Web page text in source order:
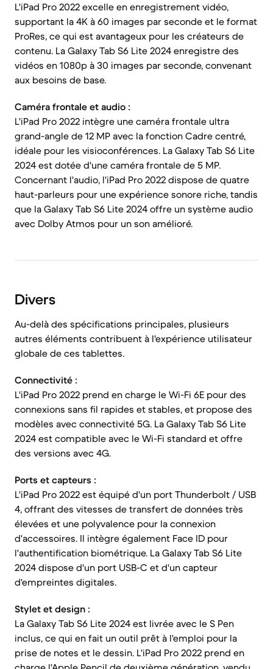
L'iPad Pro 2022 excelle en enregistrement vidéo,
supportant la 4K à 60 images par seconde et le format
ProRes, ce qui est avantageux pour les créateurs de
contenu. La Galaxy Tab S6 Lite 2024 enregistre des
vidéos en 1080p à 30 images par seconde, convenant
aux besoins de base.
Caméra frontale et audio :
L'iPad Pro 2022 intègre une caméra frontale ultra
grand-angle de 12 MP avec la fonction Cadre centré,
idéale pour les visioconférences. La Galaxy Tab S6 Lite
2024 est dotée d'une caméra frontale de 5 MP.
Concernant l'audio, l'iPad Pro 2022 dispose de quatre
haut-parleurs pour une expérience sonore riche, tandis
que la Galaxy Tab S6 Lite 2024 offre un système audio
avec Dolby Atmos pour un son amélioré.
Divers
Au-delà des spécifications principales, plusieurs
autres éléments contribuent à l'expérience utilisateur
globale de ces tablettes.
Connectivité :
L'iPad Pro 2022 prend en charge le Wi-Fi 6E pour des
connexions sans fil rapides et stables, et propose des
modèles avec connectivité 5G. La Galaxy Tab S6 Lite
2024 est compatible avec le Wi-Fi standard et offre
des versions avec 4G.
Ports et capteurs :
L'iPad Pro 2022 est équipé d'un port Thunderbolt / USB
4, offrant des vitesses de transfert de données très
élevées et une polyvalence pour la connexion
d'accessoires. Il intègre également Face ID pour
l'authentification biométrique. La Galaxy Tab S6 Lite
2024 dispose d'un port USB-C et d'un capteur
d'empreintes digitales.
Stylet et design :
La Galaxy Tab S6 Lite 2024 est livrée avec le S Pen
inclus, ce qui en fait un outil prêt à l'emploi pour la
prise de notes et le dessin. L'iPad Pro 2022 prend en